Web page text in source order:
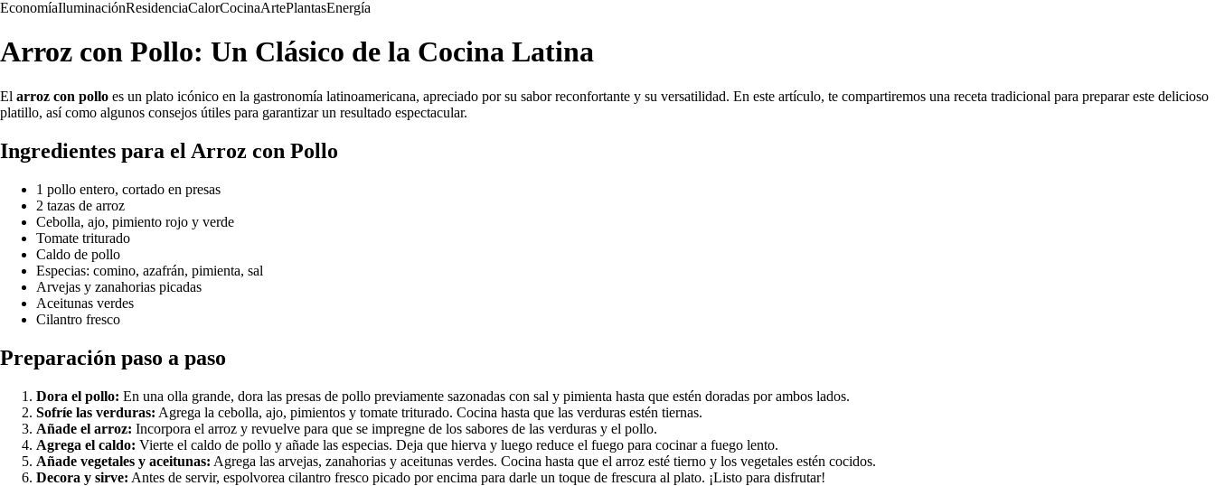
EconomíaIluminaciónResidenciaCalorCocinaArtePlantasEnergía
Arroz con Pollo: Un Clásico de la Cocina Latina
El arroz con pollo es un plato icónico en la gastronomía latinoamericana, apreciado por su sabor reconfortante y su versatilidad. En este artículo, te compartiremos una receta tradicional para preparar este delicioso
platillo, así como algunos consejos útiles para garantizar un resultado espectacular.
Ingredientes para el Arroz con Pollo
1 pollo entero, cortado en presas
2 tazas de arroz
Cebolla, ajo, pimiento rojo y verde
Tomate triturado
Caldo de pollo
Especias: comino, azafrán, pimienta, sal
Arvejas y zanahorias picadas
Aceitunas verdes
Cilantro fresco
Preparación paso a paso
Dora el pollo: En una olla grande, dora las presas de pollo previamente sazonadas con sal y pimienta hasta que estén doradas por ambos lados.
Sofríe las verduras: Agrega la cebolla, ajo, pimientos y tomate triturado. Cocina hasta que las verduras estén tiernas.
Añade el arroz: Incorpora el arroz y revuelve para que se impregne de los sabores de las verduras y el pollo.
Agrega el caldo: Vierte el caldo de pollo y añade las especias. Deja que hierva y luego reduce el fuego para cocinar a fuego lento.
Añade vegetales y aceitunas: Agrega las arvejas, zanahorias y aceitunas verdes. Cocina hasta que el arroz esté tierno y los vegetales estén cocidos.
Decora y sirve: Antes de servir, espolvorea cilantro fresco picado por encima para darle un toque de frescura al plato. ¡Listo para disfrutar!